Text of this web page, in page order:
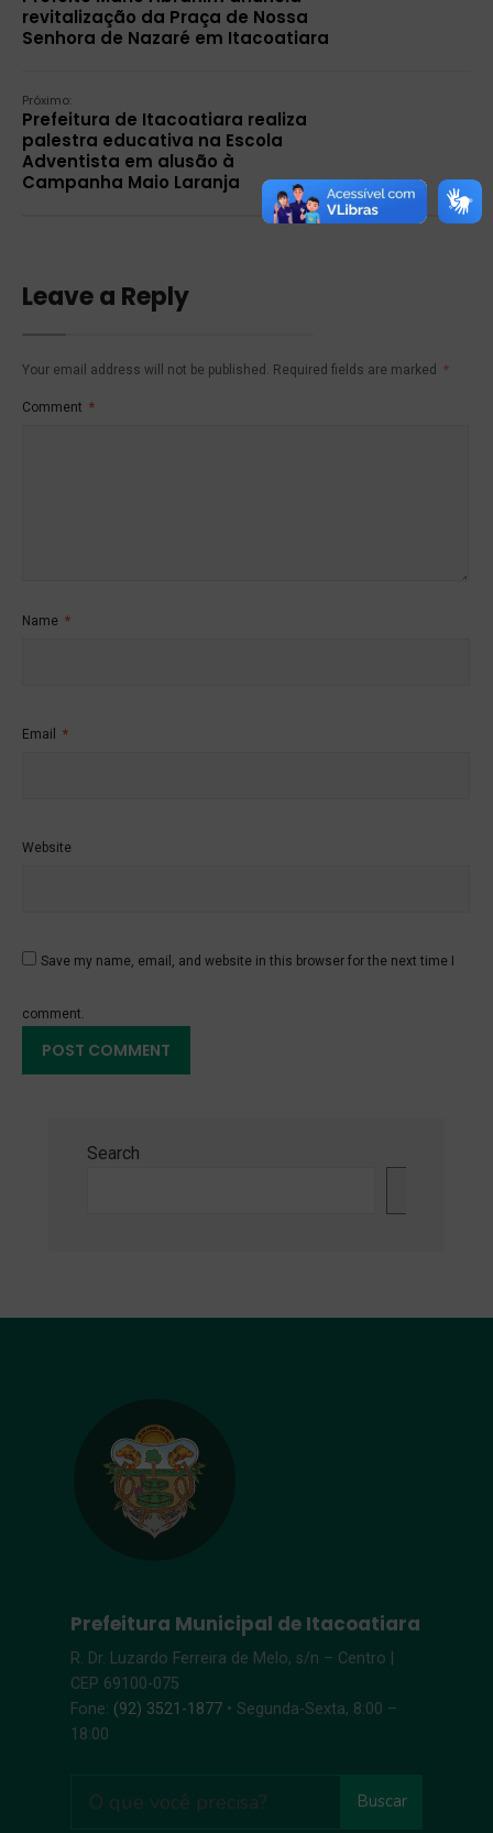
revitalização da Praça de Nossa
Senhora de Nazaré em Itacoatiara
Próximo:
Prefeitura de Itacoatiara realiza
palestra educativa na Escola
Adventista em alusão à
Campanha Maio Laranja
Leave a Reply
Your email address will not be published. Required fields are marked *
Comment *
Name *
Email *
Website
Save my name, email, and website in this browser for the next time I
comment.
Search
Prefeitura Municipal de Itacoatiara
R. Dr. Luzardo Ferreira de Melo, s/n – Centro |
CEP 69100-075
Fone: (92) 3521-1877 • Segunda-Sexta, 8:00 –
18:00
Buscar